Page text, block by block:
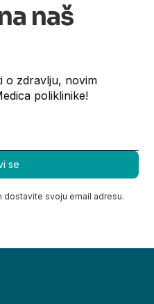
naš
o zdravlju, novim
poliklinike!
dostavite svoju email adresu.